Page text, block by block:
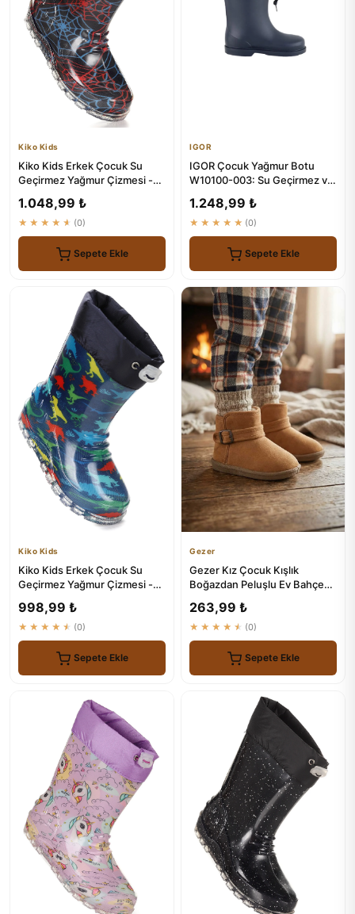
Kiko Kids
Kiko Kids Erkek Çocuk Su
Geçirmez Yağmur Çizmesi -
1.048,99 ₺
★★★★★ (0)
Sepete Ekle
IGOR
IGOR Çocuk Yağmur Botu
W10100-003: Su Geçirmez ve
1.248,99 ₺
★★★★★ (0)
Sepete Ekle
Kiko Kids
Kiko Kids Erkek Çocuk Su
Geçirmez Yağmur Çizmesi -
998,99 ₺
★★★★★ (0)
Sepete Ekle
Gezer
Gezer Kız Çocuk Kışlık
Boğazdan Peluşlu Ev Bahçe
263,99 ₺
★★★★★ (0)
Sepete Ekle